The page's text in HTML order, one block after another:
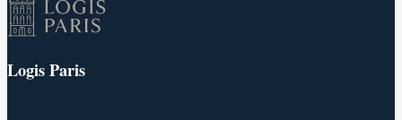
Logis Paris